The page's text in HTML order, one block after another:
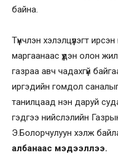
байна.
Түүнчлэн хэлэлцүүлэгт
маргаанаас үүдэн олон
газраа авч чадахгүй
иргэдийн гомдол саналыг
танилцаад нэн даруй
гэдгээ нийслэлийн
Э.Болорчулуун хэлж
албанаас мэдээллээ.